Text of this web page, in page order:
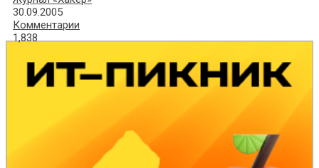
30.09.2005
Комментарии
1,838